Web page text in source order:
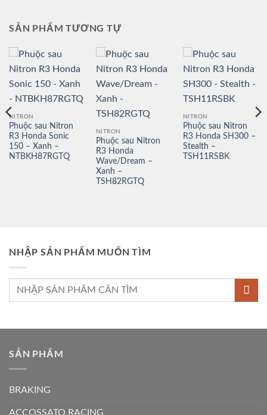
SẢN PHẨM TƯƠNG TỰ
NITRON
Phuộc sau Nitron
R3 Honda Sonic
150 – Xanh –
NTBKH87RGTQ
NITRON
Phuộc sau Nitron
R3 Honda
Wave/Dream –
Xanh –
TSH82RGTQ
NITRON
Phuộc sau Nitron
R3 Honda SH300 –
Stealth –
TSH11RSBK
NHẬP SẢN PHẨM MUỐN TÌM
Tìm
SẢN PHẨM
BRAKING
ACCOSSATO RACING